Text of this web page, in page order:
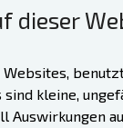
dieser
sind kleine,
Auswirkungen